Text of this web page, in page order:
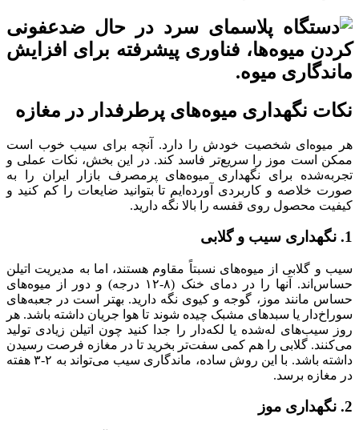
نکات نگهداری میوه‌های پرطرفدار در مغازه
هر میوه‌ای شخصیت خودش را دارد. آنچه برای سیب خوب است
ممکن است موز را سریع‌تر فاسد کند. در این بخش، نکات عملی و
تجربه‌شده برای نگهداری میوه‌های پرمصرف بازار ایران را به
صورت خلاصه و کاربردی آورده‌ایم تا بتوانید ضایعات را کم کنید و
کیفیت محصول روی قفسه را بالا نگه دارید.
1. نگهداری سیب و گلابی
سیب و گلابی از میوه‌های نسبتاً مقاوم هستند، اما به مدیریت اتیلن
حساس‌اند. آنها را در دمای خنک (۸-۱۲ درجه) و دور از میوه‌های
حساس مانند موز، گوجه و کیوی نگه دارید. بهتر است در جعبه‌های
سوراخ‌دار یا سبدهای مشبک چیده شوند تا هوا جریان داشته باشد. هر
روز سیب‌های له‌شده یا لکه‌دار را جدا کنید چون اتیلن زیادی تولید
می‌کنند. گلابی را هم کمی سفت‌تر بخرید تا در مغازه فرصت رسیدن
داشته باشد. با این روش ساده، ماندگاری سیب می‌تواند به ۲-۳ هفته
در مغازه برسد.
2. نگهداری موز